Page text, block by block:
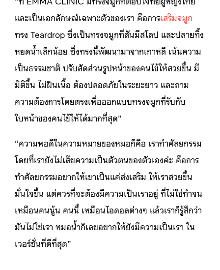
และเป็นเอกลักษณ์เฉพาะตัวของเรา คือการเสริมจมูก
ทรง Teardrop ซึ่งเป็นทรงจมูกที่สันมีสโลป และปลายทิ้ง
หยดน้ำเล็กน้อย ซึ่งทรงนี้พัฒนามาจากเกาหลี เน้นความ
เป็นธรรมชาติ ปรับสัดส่วนรูปหน้าของคนไข้ให้สวยขึ้น มี
มิติขึ้น ไม่ฝืนเนื้อ ต้องปลอดภัยในระยะยาว และถาม
ความต้องการโดยตรงเพื่อออกแบบทรงจมูกที่รับกับ
ใบหน้าของคนไข้ให้ได้มากที่สุด”
“ความพอดีในความหมายของหมอก็คือ เราทำศัลยกรรม
โดยที่เรายังไม่เสียความเป็นตัวตนของตัวเองค่ะ คือการ
ทำศัลยกรรมอยากให้เขาเป็นแค่ส่งเสริม ให้เราสวยขึ้น
มั่นใจขึ้น แต่ควรที่จะต้องมีความเป็นเราอยู่ ที่ไม่ใช่ทำจน
เหมือนคนนู้น คนนี้ เหมือนไอดอลต่างๆ แล้วเราก็รู้สึกว่า
มันไม่ใช่เรา หมอน้ำก็เลยอยากให้ยังมีความเป็นเรา ใน
เวอร์ชั่นที่ดีที่สุด”